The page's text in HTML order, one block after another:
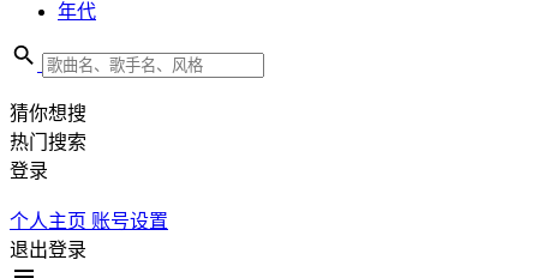
年代
猜你想搜
热门搜索
登录
个人主页 账号设置
退出登录